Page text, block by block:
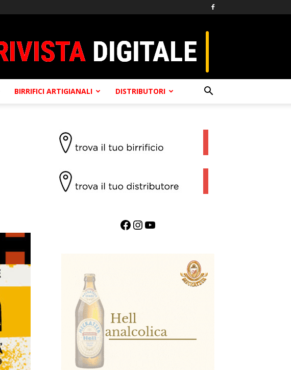
BIRRIFICI ARTIGIANALI DISTRIBUTORI
Facebook InstagramYouTube